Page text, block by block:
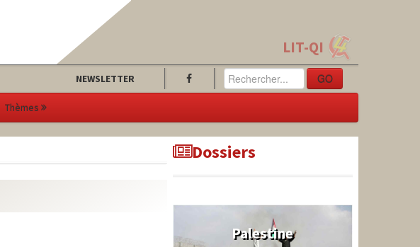
LIT-QI
NEWSLETTER GO
Thèmes
Dossiers
Palestine